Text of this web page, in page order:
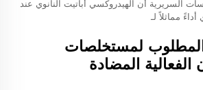
السريرية أن الهيدروكسي أباتيت النانوي عند
المطلوب لمستخلصات
الفعالية المضادة